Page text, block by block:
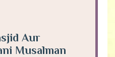
Aur
Musalman